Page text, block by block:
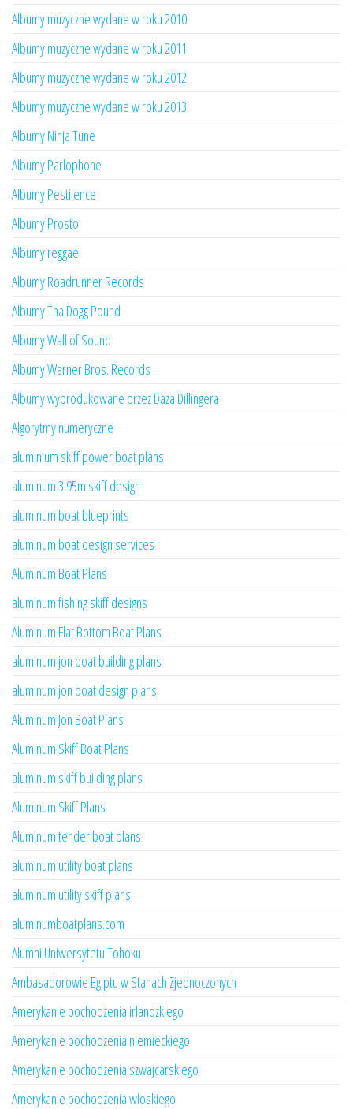
Albumy muzyczne wydane w roku 2010
Albumy muzyczne wydane w roku 2011
Albumy muzyczne wydane w roku 2012
Albumy muzyczne wydane w roku 2013
Albumy Ninja Tune
Albumy Parlophone
Albumy Pestilence
Albumy Prosto
Albumy reggae
Albumy Roadrunner Records
Albumy Tha Dogg Pound
Albumy Wall of Sound
Albumy Warner Bros. Records
Albumy wyprodukowane przez Daza Dillingera
Algorytmy numeryczne
aluminium skiff power boat plans
aluminum 3.95m skiff design
aluminum boat blueprints
aluminum boat design services
Aluminum Boat Plans
aluminum fishing skiff designs
Aluminum Flat Bottom Boat Plans
aluminum jon boat building plans
aluminum jon boat design plans
Aluminum Jon Boat Plans
Aluminum Skiff Boat Plans
aluminum skiff building plans
Aluminum Skiff Plans
Aluminum tender boat plans
aluminum utility boat plans
aluminum utility skiff plans
aluminumboatplans.com
Alumni Uniwersytetu Tohoku
Ambasadorowie Egiptu w Stanach Zjednoczonych
Amerykanie pochodzenia irlandzkiego
Amerykanie pochodzenia niemieckiego
Amerykanie pochodzenia szwajcarskiego
Amerykanie pochodzenia włoskiego